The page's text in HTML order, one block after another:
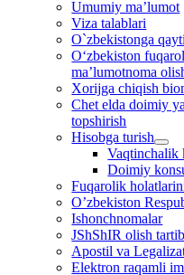
Umumiy ma’lumot
Viza talablari
O`zbekistonga
O‘zbekiston
ma’lumotnoma
Xorijga chiqish
Chet elda doimiy
topshirish
Hisobga turish
Vaqtinchalik
Doimiy
Fuqarolik
O’zbekiston
Ishonchnomalar
JShShIR olish
Apostil va
Elektron raqamli